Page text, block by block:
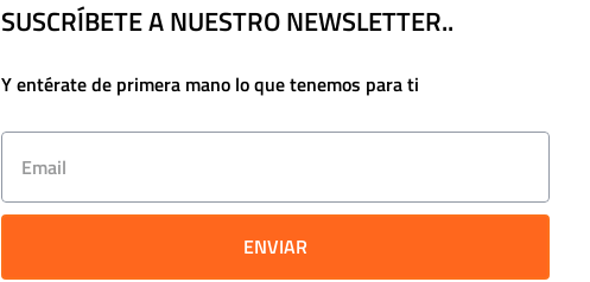
SUSCRÍBETE A NUESTRO NEWSLETTER..
Y entérate de primera mano lo que tenemos para ti
ENVIAR